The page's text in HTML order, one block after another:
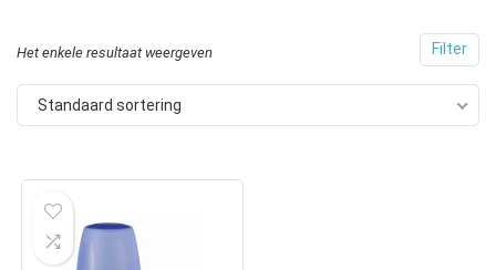
Filter
Het enkele resultaat weergeven
Standaard sortering